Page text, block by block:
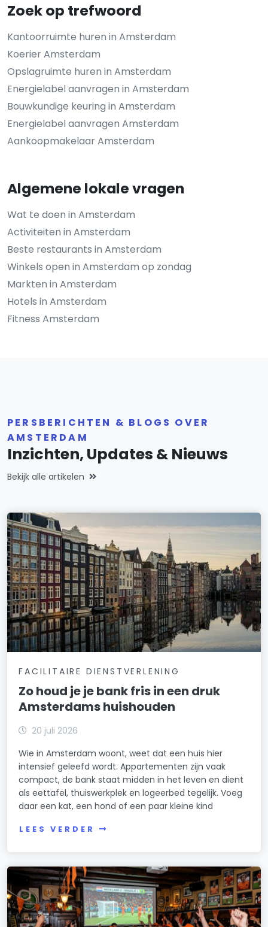
Zoek op trefwoord
Kantoorruimte huren in Amsterdam
Koerier Amsterdam
Opslagruimte huren in Amsterdam
Energielabel aanvragen in Amsterdam
Bouwkundige keuring in Amsterdam
Energielabel aanvragen Amsterdam
Aankoopmakelaar Amsterdam
Algemene lokale vragen
Wat te doen in Amsterdam
Activiteiten in Amsterdam
Beste restaurants in Amsterdam
Winkels open in Amsterdam op zondag
Markten in Amsterdam
Hotels in Amsterdam
Fitness Amsterdam
PERSBERICHTEN & BLOGS OVER
AMSTERDAM
Inzichten, Updates & Nieuws
Bekijk alle artikelen
FACILITAIRE DIENSTVERLENING
Zo houd je je bank fris in een druk
Amsterdams huishouden
20 juli 2026
Wie in Amsterdam woont, weet dat een huis hier
intensief geleefd wordt. Appartementen zijn vaak
compact, de bank staat midden in het leven en dient
als eettafel, thuiswerkplek en logeerbed tegelijk. Voeg
daar een kat, een hond of een paar kleine kind
LEES VERDER